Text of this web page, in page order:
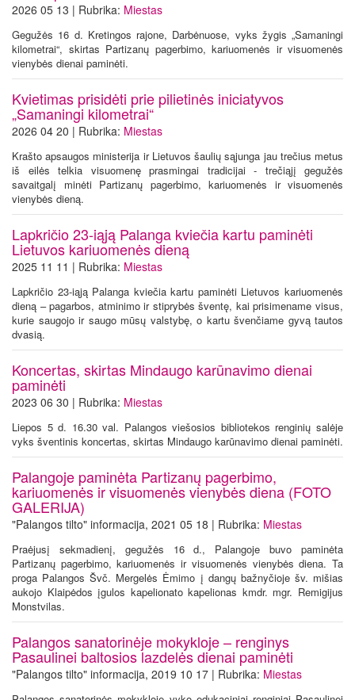
2026 05 13 | Rubrika: Miestas
Gegužės 16 d. Kretingos rajone, Darbėnuose, vyks žygis „Samaningi
kilometrai“, skirtas Partizanų pagerbimo, kariuomenės ir visuomenės
vienybės dienai paminėti.
Kvietimas prisidėti prie pilietinės iniciatyvos
„Samaningi kilometrai“
2026 04 20 | Rubrika: Miestas
Krašto apsaugos ministerija ir Lietuvos šaulių sąjunga jau trečius metus
iš eilės telkia visuomenę prasmingai tradicijai - trečiąjį gegužės
savaitgalį minėti Partizanų pagerbimo, kariuomenės ir visuomenės
vienybės dieną.
Lapkričio 23-iąją Palanga kviečia kartu paminėti
Lietuvos kariuomenės dieną
2025 11 11 | Rubrika: Miestas
Lapkričio 23-iąją Palanga kviečia kartu paminėti Lietuvos kariuomenės
dieną – pagarbos, atminimo ir stiprybės šventę, kai prisimename visus,
kurie saugojo ir saugo mūsų valstybę, o kartu švenčiame gyvą tautos
dvasią.
Koncertas, skirtas Mindaugo karūnavimo dienai
paminėti
2023 06 30 | Rubrika: Miestas
Liepos 5 d. 16.30 val. Palangos viešosios bibliotekos renginių salėje
vyks šventinis koncertas, skirtas Mindaugo karūnavimo dienai paminėti.
Palangoje paminėta Partizanų pagerbimo,
kariuomenės ir visuomenės vienybės diena (FOTO
GALERIJA)
"Palangos tilto" informacija, 2021 05 18 | Rubrika: Miestas
Praėjusį sekmadienį, gegužės 16 d., Palangoje buvo paminėta
Partizanų pagerbimo, kariuomenės ir visuomenės vienybės diena. Ta
proga Palangos Švč. Mergelės Ėmimo į dangų bažnyčioje šv. mišias
aukojo Klaipėdos įgulos kapelionato kapelionas kmdr. mgr. Remigijus
Monstvilas.
Palangos sanatorinėje mokykloje – renginys
Pasaulinei baltosios lazdelės dienai paminėti
"Palangos tilto" informacija, 2019 10 17 | Rubrika: Miestas